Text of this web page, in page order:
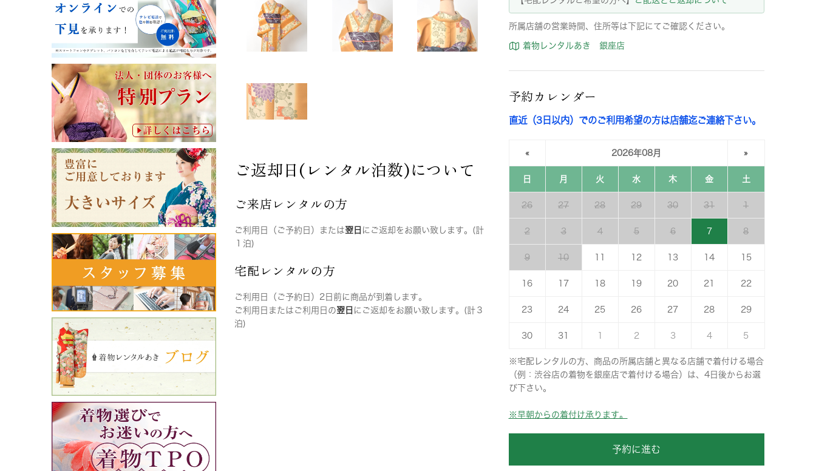
ご返却日(レンタル泊数)について
ご来店レンタルの方
ご利用日（ご予約日）または翌日 にご返却をお願い致します。(計
１泊)
宅配レンタルの方
ご利用日（ご予約日）2日前に商品が到着します。
ご利用日またはご利用日の翌日 にご返却をお願い致します。(計３
泊)
所属店舗の営業時間、住所等は下記にてご確認ください。
着物レンタルあき 銀座店
予約カレンダー
直近（3日以内）でのご利用希望の方は店舗迄ご連絡下さい。
« 2026年08月 »
日 月 火 水 木 金 土
26 27 28 29 30 31 1
2 3 4 5 6 7 8
9 10 12 13 14 15
16 17 18 19 20 21 22
23 24 25 26 27 28 29
30 31 2 3 4 5
※宅配レンタルの方、商品の所属店舗と異なる店舗で着付ける場合
（例：渋谷店の着物を銀座店で着付ける場合）は、4日後からお選
び下さい。
※早朝からの着付け承ります。
予約に進む